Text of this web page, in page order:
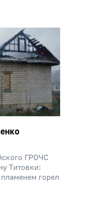
ГРОЧС
Титовки:
горел